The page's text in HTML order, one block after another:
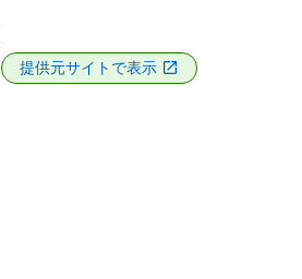
提供元サイトで表示